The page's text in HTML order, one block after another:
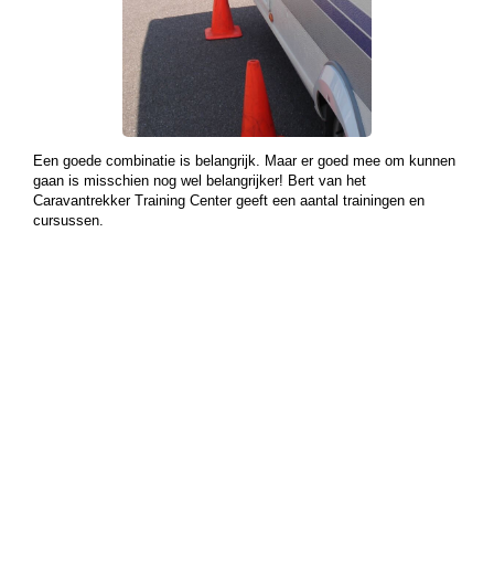
Een goede combinatie is belangrijk. Maar er goed mee om kunnen
gaan is misschien nog wel belangrijker! Bert van het
Caravantrekker Training Center geeft een aantal trainingen en
cursussen.